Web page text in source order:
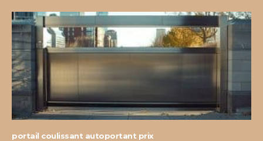
portail coulissant autoportant prix